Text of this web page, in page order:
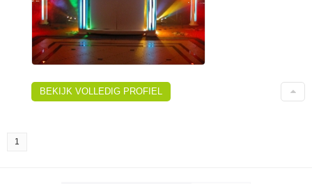
BEKIJK VOLLEDIG PROFIEL
1